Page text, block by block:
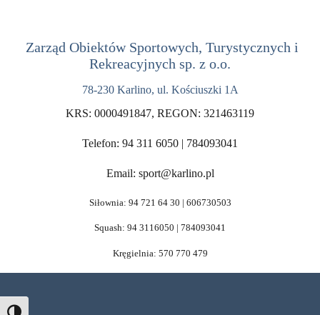
Zarząd Obiektów Sportowych, Turystycznych i
Rekreacyjnych sp. z o.o.
78-230 Karlino, ul. Kościuszki 1A
KRS: 0000491847, REGON: 321463119
Telefon: 94 311 6050 | 784093041
Email: sport@karlino.pl
Siłownia: 94 721 64 30 | 606730503
Squash: 94 3116050 | 784093041
Kręgielnia: 570 770 479